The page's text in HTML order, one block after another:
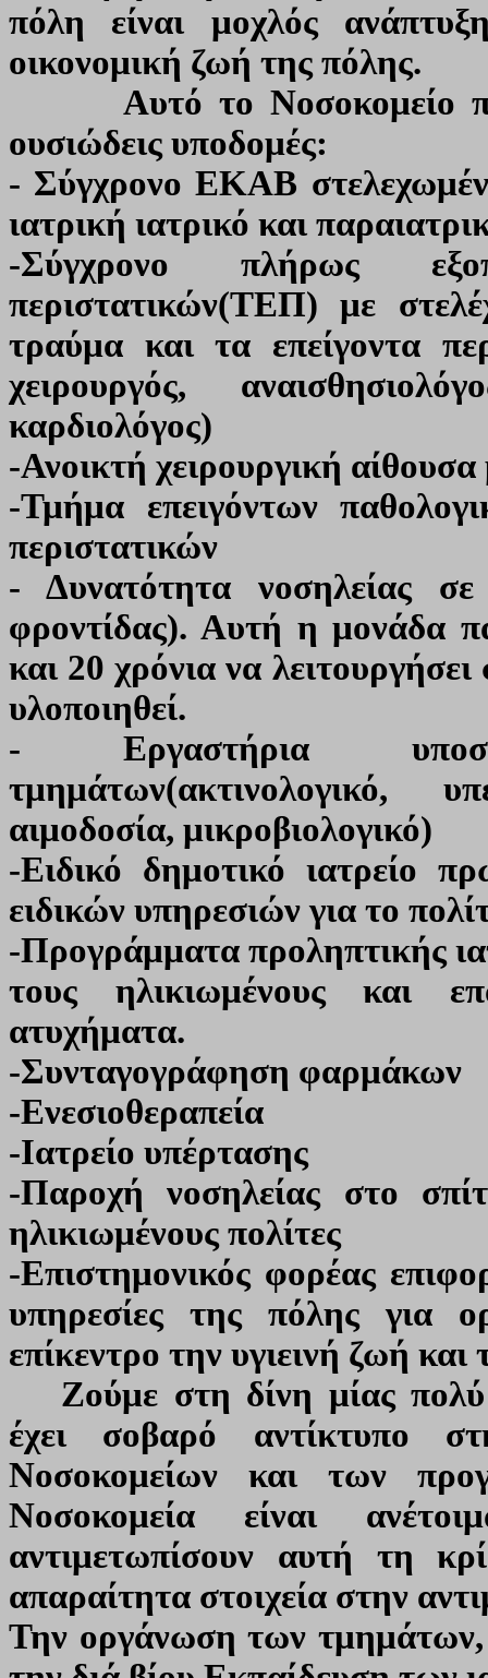
πόλη είναι μοχλός
οικονομική ζωή της πόλης.
Αυτό το Νοσοκομείο
ουσιώδεις υποδομές:
- Σύγχρονο ΕΚΑΒ
ιατρική ιατρικό και
-Σύγχρονο πλήρως
περιστατικών(ΤΕΠ) με
τραύμα και τα επείγοντα
χειρουργός,
καρδιολόγος)
-Ανοικτή χειρουργική
-Τμήμα επειγόντων
περιστατικών
- Δυνατότητα νοσηλείας
φροντίδας). Αυτή η μονάδα
και 20 χρόνια να
υλοποιηθεί.
- Εργαστήρια
τμημάτων(ακτινολογικό,
αιμοδοσία, μικροβιολογικό)
-Ειδικό δημοτικό ιατρείο
ειδικών υπηρεσιών για το
-Προγράμματα προληπτικής
τους ηλικιωμένους και
ατυχήματα.
-Συνταγογράφηση φαρμάκων
-Ενεσιοθεραπεία
-Ιατρείο υπέρτασης
-Παροχή νοσηλείας στο
ηλικιωμένους πολίτες
-Επιστημονικός φορέας
υπηρεσίες της πόλης για
επίκεντρο την υγιεινή ζωή
Ζούμε στη δίνη μίας
έχει σοβαρό αντίκτυπο
Νοσοκομείων και των
Νοσοκομεία είναι
αντιμετωπίσουν αυτή τη
απαραίτητα στοιχεία στην
Την οργάνωση των τμημάτων,